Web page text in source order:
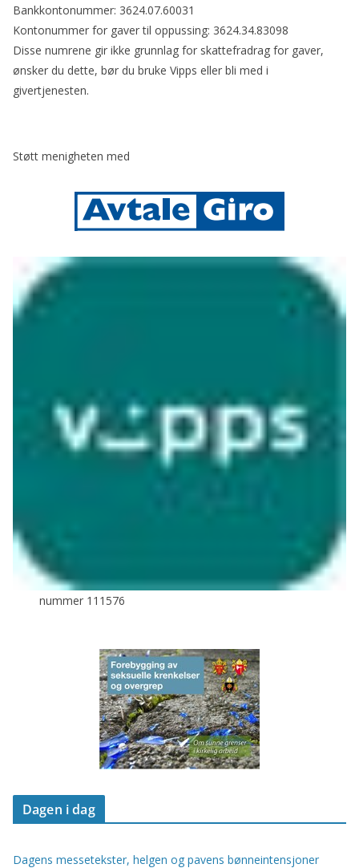
Bankkontonummer: 3624.07.60031
Kontonummer for gaver til oppussing: 3624.34.83098
Disse numrene gir ikke grunnlag for skattefradrag for gaver,
ønsker du dette, bør du bruke Vipps eller bli med i
givertjenesten.
Støtt menigheten med
nummer 111576
Dagen i dag
Dagens messetekster, helgen og pavens bønneintensjoner